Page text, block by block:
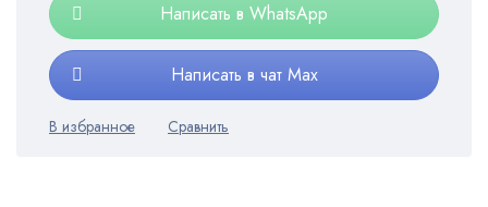
Написать в WhatsApp
Написать в чат Max